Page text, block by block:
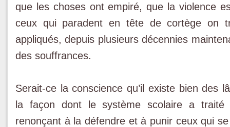
que les choses ont empiré, que la violence
ceux qui paradent en tête de cortège on
appliqués, depuis plusieurs décennies
des souffrances.
Serait-ce la conscience qu’il existe bien des
la façon dont le système scolaire a
renonçant à la défendre et à punir ceux qui